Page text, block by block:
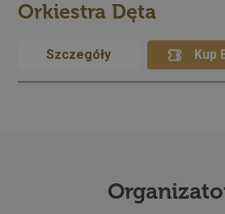
Orkiestra Dęta
Szczegóły Kup